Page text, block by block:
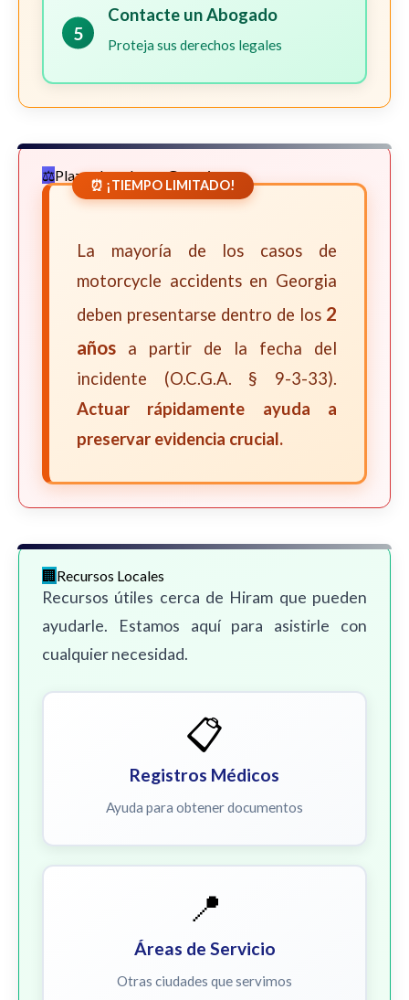
5
Contacte un Abogado
Proteja sus derechos legales
Plazos Legales en Georgia
⏰ ¡TIEMPO LIMITADO!
La mayoría de los casos de
motorcycle accidents en Georgia
deben presentarse dentro de los 2
años a partir de la fecha del
incidente (O.C.G.A. § 9-3-33).
Actuar rápidamente ayuda a
preservar evidencia crucial.
Recursos Locales
Recursos útiles cerca de Hiram que pueden
ayudarle. Estamos aquí para asistirle con
cualquier necesidad.
📋
Registros Médicos
Ayuda para obtener documentos
📍
Áreas de Servicio
Otras ciudades que servimos